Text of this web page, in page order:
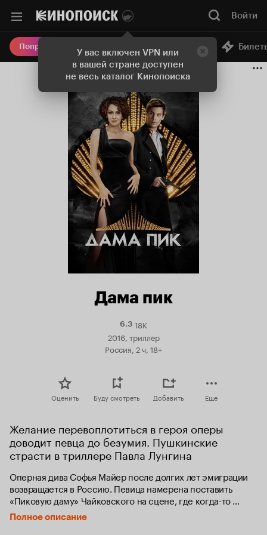
У вас включен VPN или
в вашей стране доступен
не весь каталог Кинопоиска
Войти
Попробовать Плюс Онлайн-кинотеатр
Дама пик
6.3Рейтинг
6.3
18K
2016, триллер
Россия, 2 ч, 18+
Оценить Буду смотреть Добавить Еще
Желание перевоплотиться в героя оперы
доводит певца до безумия. Пушкинские
страсти в триллере Павла Лунгина
Оперная дива Софья Майер после долгих лет эмиграции
возвращается в Россию. Певица намерена поставить
«Пиковую даму» Чайковского на сцене, где когда-то
дебютировала. Спектакль, без сомнения, станет событием
сезона, а все актеры постановки проснутся знаменитыми.
Полное описание